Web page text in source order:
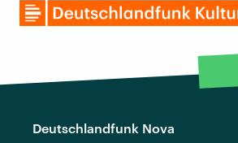
Deutschlandfunk Nova